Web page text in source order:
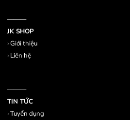
———
JK SHOP
›Giới thiệu
› Liên hệ
———
TIN TỨC
›Tuyển dụng